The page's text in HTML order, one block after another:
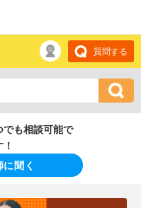
質問する
も相談可能で
聞く